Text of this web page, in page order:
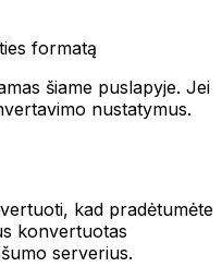
formatą
šiame puslapyje. Jei
nustatymus.
kad pradėtumėte
konvertuotas
serverius.